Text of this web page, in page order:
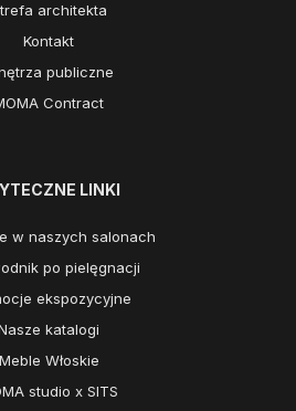
architekta
Kontakt
publiczne
Contract
LINKI
w naszych salonach
po pielęgnacji
ekspozycyjne
katalogi
Meble Włoskie
studio x SITS